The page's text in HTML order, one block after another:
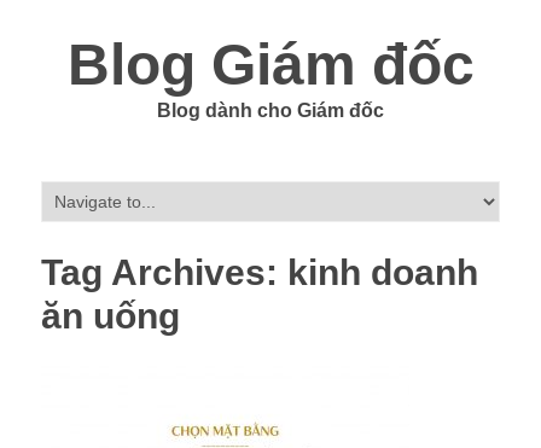
Blog Giám đốc
Blog dành cho Giám đốc
Tag Archives: kinh doanh
ăn uống